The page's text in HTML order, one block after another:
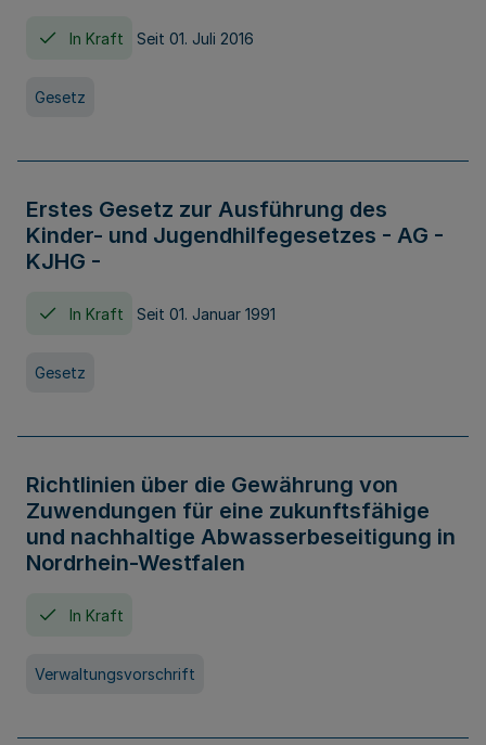
In Kraft Seit 01. Juli 2016
Gesetz
Erstes Gesetz zur Ausführung des
Kinder- und Jugendhilfegesetzes - AG -
KJHG -
In Kraft Seit 01. Januar 1991
Gesetz
Richtlinien über die Gewährung von
Zuwendungen für eine zukunftsfähige
und nachhaltige Abwasserbeseitigung in
Nordrhein-Westfalen
In Kraft
Verwaltungsvorschrift